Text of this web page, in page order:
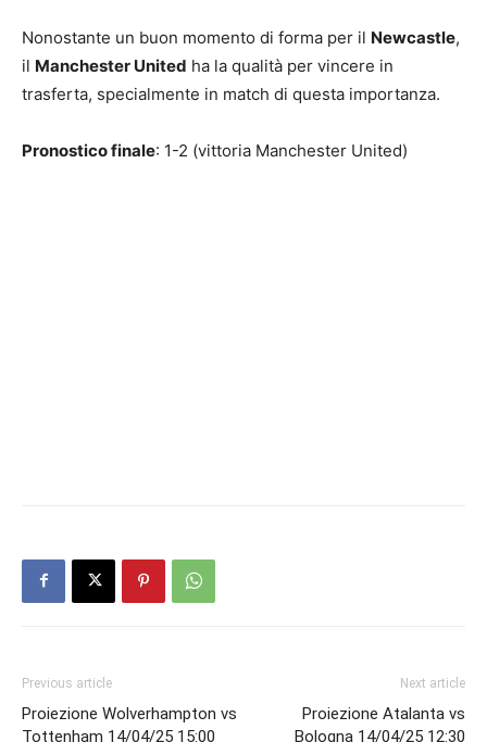
Nonostante un buon momento di forma per il Newcastle,
il Manchester United ha la qualità per vincere in
trasferta, specialmente in match di questa importanza.
Pronostico finale: 1-2 (vittoria Manchester United)
Previous article
Proiezione Wolverhampton vs
Tottenham 14/04/25 15:00
Next article
Proiezione Atalanta vs
Bologna 14/04/25 12:30